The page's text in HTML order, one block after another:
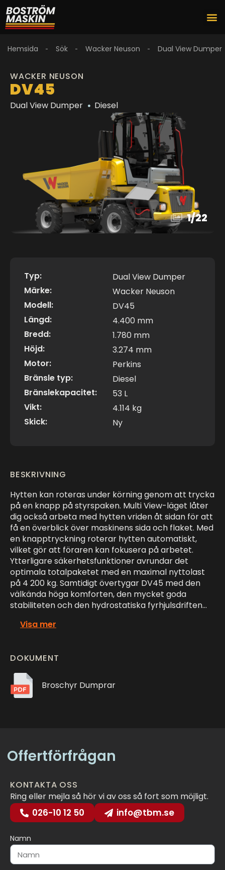
Hemsida Sök Wacker Neuson Dual View Dumper
BESKRIVNING
Hytten kan roteras under körning genom att trycka
på en knapp på styrspaken. Multi View-läget låter
dig också arbeta med hytten vriden åt sidan för att
få en överblick över maskinens sida och flaket. Med
en knapptryckning roterar hytten automatiskt,
vilket gör att föraren kan fokusera på arbetet.
Ytterligare säkerhetsfunktioner avrundar det
optimala totalpaketet med en maximal nyttolast
på 4 200 kg. Samtidigt övertygar DV45 med den
välkända höga komforten, den mycket goda
stabiliteten och den hydrostatiska fyrhjulsdriften…
Visa mer
DOKUMENT
Broschyr Dumprar
WACKER NEUSON
DV45
Dual View Dumper Diesel
1/22
Typ:
Dual View Dumper
Märke:
Wacker Neuson
Modell:
DV45
Längd:
4.400 mm
Bredd:
1.780 mm
Höjd:
3.274 mm
Motor:
Perkins
Bränsle typ:
Diesel
Bränslekapacitet:
53 L
Vikt:
4.114 kg
Skick:
Ny
Offertförfrågan
Namn
KONTAKTA OSS
Ring eller mejla så hör vi av oss så fort som möjligt.
026-10 12 50 info@tbm.se